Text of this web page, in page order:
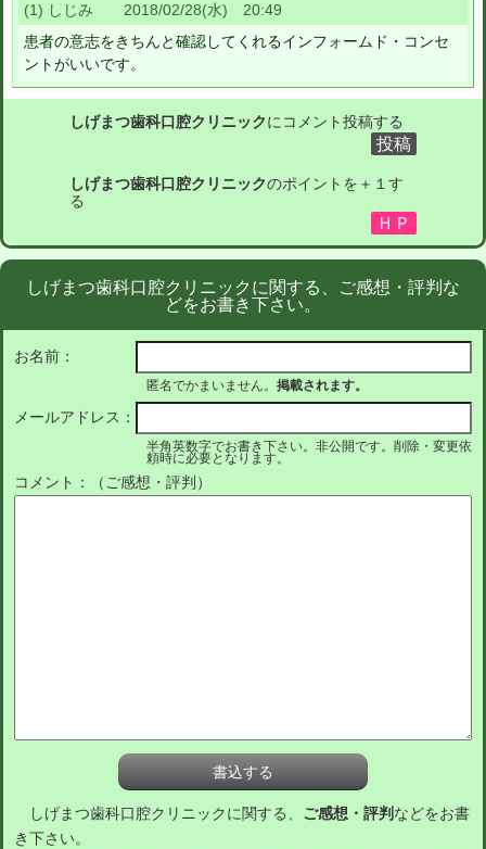
(1) しじみ 2018/02/28(水) 20:49
患者の意志をきちんと確認してくれるインフォームド・コンセ
ントがいいです。
しげまつ歯科口腔クリニックにコメント投稿する
しげまつ歯科口腔クリニックのポイントを＋１す
る
しげまつ歯科口腔クリニックに関する、ご感想・評判な
どをお書き下さい。
お名前：
匿名でかまいません。 掲載されます。
メールアドレス：
半角英数字でお書き下さい。非公開です。削除・変更依
頼時に必要となります。
コメント：（ご感想・評判）
しげまつ歯科口腔クリニックに関する、 ご感想・評判 などをお書
き下さい。